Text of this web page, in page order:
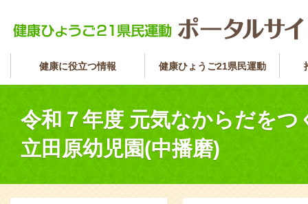
健康に役立つ情報 健康ひょうご21県民運動
令和７年度 元気なからだを
立田原幼児園(中播磨)